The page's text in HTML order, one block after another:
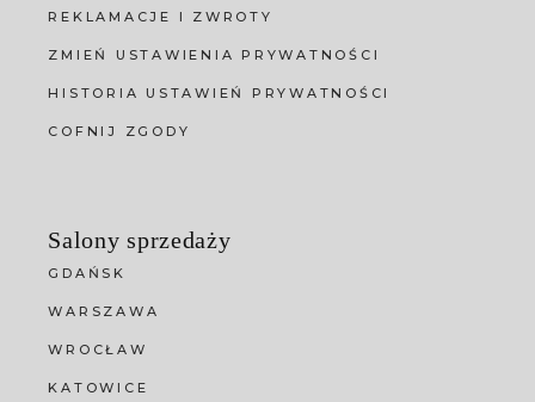
REKLAMACJE I ZWROTY
ZMIEŃ USTAWIENIA PRYWATNOŚCI
HISTORIA USTAWIEŃ PRYWATNOŚCI
COFNIJ ZGODY
Salony sprzedaży
GDAŃSK
WARSZAWA
WROCŁAW
KATOWICE